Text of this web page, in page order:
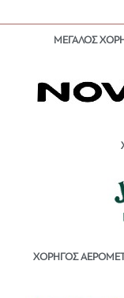
ΜΕΓΑΛΟΣ
ΧΟΡΗΓΟΣ